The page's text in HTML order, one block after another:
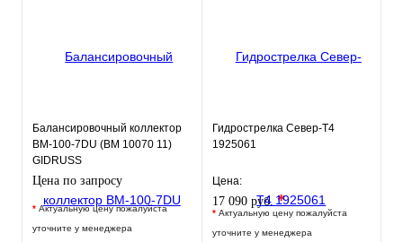
Балансировочный коллектор
BM-100-7DU (BM 10070 11)
GIDRUSS
Цена по запросу
* Актуальную цену пожалуйста
уточните у менеджера
Гидрострелка Север-Т4
1925061
Цена:
17 090 руб.*
* Актуальную цену пожалуйста
уточните у менеджера